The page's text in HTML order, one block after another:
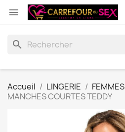

search
Accueil LINGERIE FEMMES
MANCHES COURTES TEDDY